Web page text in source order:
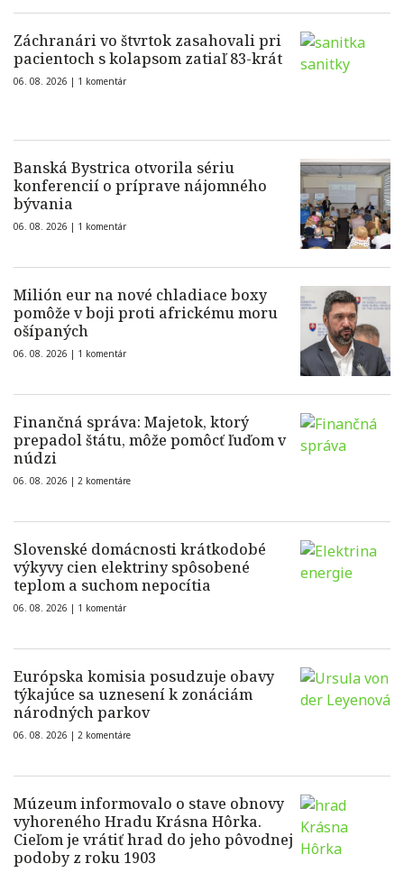
Záchranári vo štvrtok zasahovali pri
pacientoch s kolapsom zatiaľ 83-krát
06. 08. 2026 | 1 komentár
Banská Bystrica otvorila sériu
konferencií o príprave nájomného
bývania
06. 08. 2026 | 1 komentár
Milión eur na nové chladiace boxy
pomôže v boji proti africkému moru
ošípaných
06. 08. 2026 | 1 komentár
Finančná správa: Majetok, ktorý
prepadol štátu, môže pomôcť ľuďom v
núdzi
06. 08. 2026 | 2 komentáre
Slovenské domácnosti krátkodobé
výkyvy cien elektriny spôsobené
teplom a suchom nepocítia
06. 08. 2026 | 1 komentár
Európska komisia posudzuje obavy
týkajúce sa uznesení k zonáciám
národných parkov
06. 08. 2026 | 2 komentáre
Múzeum informovalo o stave obnovy
vyhoreného Hradu Krásna Hôrka.
Cieľom je vrátiť hrad do jeho pôvodnej
podoby z roku 1903